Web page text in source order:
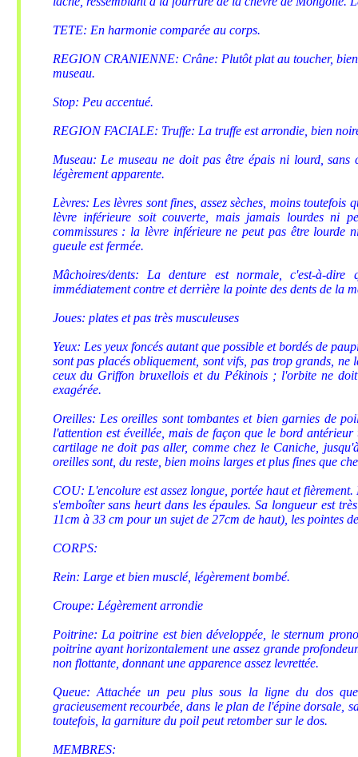
TETE: En harmonie comparée au corps.
REGION CRANIENNE: Crâne: Plutôt plat au toucher,
museau.
Stop: Peu accentué.
REGION FACIALE: Truffe: La truffe est arrondie, bien
Museau: Le museau ne doit pas être épais ni lourd, sans
légèrement apparente.
Lèvres: Les lèvres sont fines, assez sèches, moins
lèvre inférieure soit couverte, mais jamais lourdes ni
commissures : la lèvre inférieure ne peut pas être lourde
gueule est fermée.
Mâchoires/dents: La denture est normale, c'est-à-
immédiatement contre et derrière la pointe des dents de la
Joues: plates et pas très musculeuses
Yeux: Les yeux foncés autant que possible et bordés de
sont pas placés obliquement, sont vifs, pas trop grands,
ceux du Griffon bruxellois et du Pékinois ; l'orbite ne
exagérée.
Oreilles: Les oreilles sont tombantes et bien garnies de
l'attention est éveillée, mais de façon que le bord
cartilage ne doit pas aller, comme chez le Caniche,
oreilles sont, du reste, bien moins larges et plus fines que
COU: L'encolure est assez longue, portée haut et
s'emboîter sans heurt dans les épaules. Sa longueur est
11cm à 33 cm pour un sujet de 27cm de haut), les pointes
CORPS:
Rein: Large et bien musclé, légèrement bombé.
Croupe: Légèrement arrondie
Poitrine: La poitrine est bien développée, le sternum
poitrine ayant horizontalement une assez grande
non flottante, donnant une apparence assez levrettée.
Queue: Attachée un peu plus sous la ligne du dos
gracieusement recourbée, dans le plan de l'épine dorsale,
toutefois, la garniture du poil peut retomber sur le dos.
MEMBRES: